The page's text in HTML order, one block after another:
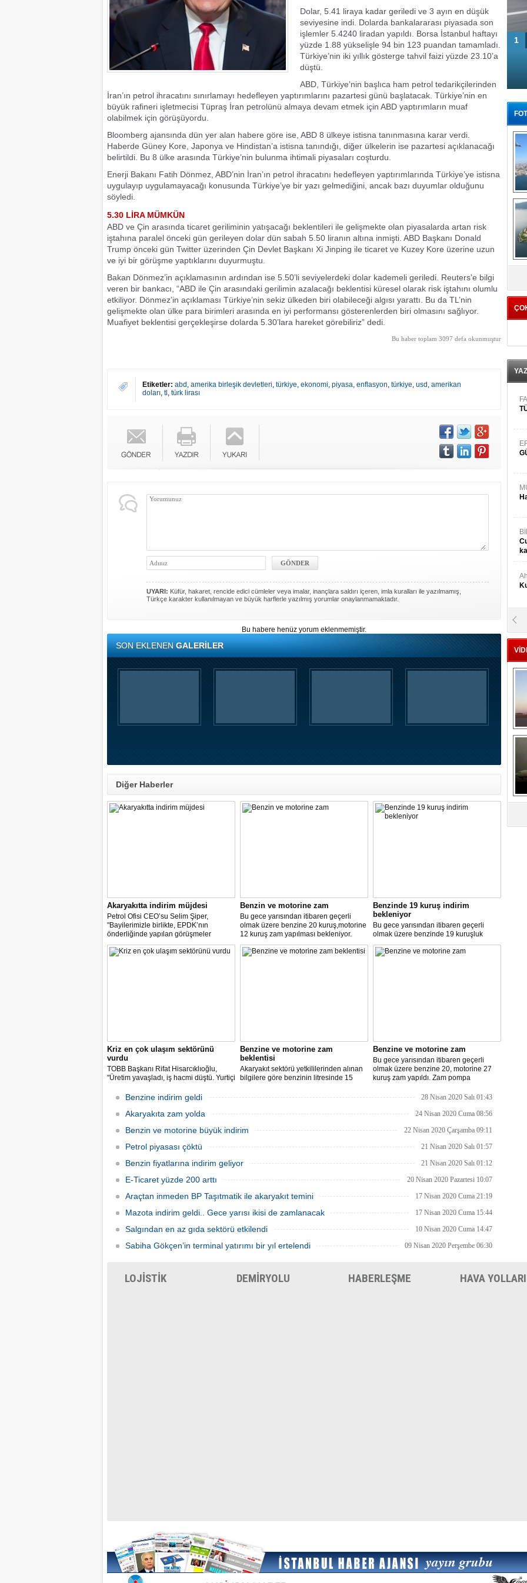
Dolar, 5.41 liraya kadar geriledi ve 3 ayın en düşük
seviyesine indi. Dolarda bankalararası piyasada son
işlemler 5.4240 liradan yapıldı. Borsa İstanbul haftayı
yüzde 1.88 yükselişle 94 bin 123 puandan tamamladı.
Türkiye’nin iki yıllık gösterge tahvil faizi yüzde 23.10’a
düştü.
ABD, Türkiye’nin başlıca ham petrol tedarikçilerinden
İran’ın petrol ihracatını sınırlamayı hedefleyen yaptırımlarını pazartesi günü başlatacak. Türkiye’nin en
büyük rafineri işletmecisi Tüpraş İran petrolünü almaya devam etmek için ABD yaptırımların muaf
olabilmek için görüşüyordu.
Bloomberg ajansında dün yer alan habere göre ise, ABD 8 ülkeye istisna tanınmasına karar verdi.
Haberde Güney Kore, Japonya ve Hindistan’a istisna tanındığı, diğer ülkelerin ise pazartesi açıklanacağı
belirtildi. Bu 8 ülke arasında Türkiye’nin bulunma ihtimali piyasaları coşturdu.
Enerji Bakanı Fatih Dönmez, ABD’nin İran’ın petrol ihracatını hedefleyen yaptırımlarında Türkiye’ye istisna
uygulayıp uygulamayacağı konusunda Türkiye’ye bir yazı gelmediğini, ancak bazı duyumlar olduğunu
söyledi.
5.30 LİRA MÜMKÜN
ABD ve Çin arasında ticaret geriliminin yatışacağı beklentileri ile gelişmekte olan piyasalarda artan risk
iştahına paralel önceki gün gerileyen dolar dün sabah 5.50 liranın altına inmişti. ABD Başkanı Donald
Trump önceki gün Twitter üzerinden Çin Devlet Başkanı Xi Jinping ile ticaret ve Kuzey Kore üzerine uzun
ve iyi bir görüşme yaptıklarını duyurmuştu.
Bakan Dönmez’in açıklamasının ardından ise 5.50’li seviyelerdeki dolar kademeli geriledi. Reuters’e bilgi
veren bir bankacı, “ABD ile Çin arasındaki gerilimin azalacağı beklentisi küresel olarak risk iştahını olumlu
etkiliyor. Dönmez’in açıklaması Türkiye’nin sekiz ülkeden biri olabileceği algısı yarattı. Bu da TL’nin
gelişmekte olan ülke para birimleri arasında en iyi performansı gösterenlerden biri olmasını sağlıyor.
Muafiyet beklentisi gerçekleşirse dolarda 5.30’lara hareket görebiliriz” dedi.
Bu haber toplam 3097 defa okunmuştur
Etiketler: abd , amerika birleşik devletleri, türkiye, ekonomi, piyasa, enflasyon, türkiye, usd , amerikan
doları, tl , türk lirası
UYARI: Küfür, hakaret, rencide edici cümleler veya imalar, inançlara saldırı içeren, imla kuralları ile yazılmamış,
Türkçe karakter kullanılmayan ve büyük harflerle yazılmış yorumlar onaylanmamaktadır.
Bu habere henüz yorum eklenmemiştir.
SON EKLENENGALERİLER
Diğer Haberler
Akaryakıtta indirim müjdesi
Petrol Ofisi CEO’su Selim Şiper,
"Bayilerimizle birlikte, EPDK’nın
önderliğinde yapılan görüşmeler
sonucunda, dağıtım masraf
paylarımızdan fedakârlık ederek
Benzin ve motorine zam
Bu gece yarısından itibaren geçerli
olmak üzere benzine 20 kuruş,motorine
12 kuruş zam yapılması bekleniyor.
Benzinde 19 kuruş indirim
bekleniyor
Bu gece yarısından itibaren geçerli
olmak üzere benzinde 19 kuruşluk
indirim gerçekleşti.
Kriz en çok ulaşım sektörünü
vurdu
TOBB Başkanı Rifat Hisarcıklıoğlu,
"Üretim yavaşladı, iş hacmi düştü. Yurtiçi
sınırları kapattı, ihracat yavaşladı,
mallarımızı taşıyamaz hale geldik" dedi.
Benzine ve motorine zam
beklentisi
Akaryakıt sektörü yetkililerinden alınan
bilgilere göre benzinin litresinde 15
zam yapılması bekleniyor.
Benzine ve motorine zam
Bu gece yarısından itibaren geçerli
olmak üzere benzine 20, motorine 27
kuruş zam yapıldı. Zam pompa
Benzine indirim geldi 28 Nisan 2020 Salı 01:43
Akaryakıta zam yolda 24 Nisan 2020 Cuma 08:56
Benzin ve motorine büyük indirim 22 Nisan 2020 Çarşamba 09:11
Petrol piyasası çöktü 21 Nisan 2020 Salı 01:57
Benzin fiyatlarına indirim geliyor 21 Nisan 2020 Salı 01:12
E-Ticaret yüzde 200 arttı 20 Nisan 2020 Pazartesi 10:07
Araçtan inmeden BP Taşıtmatik ile akaryakıt temini 17 Nisan 2020 Cuma 21:19
Mazota indirim geldi.. Gece yarısı ikisi de zamlanacak 17 Nisan 2020 Cuma 15:44
Salgından en az gıda sektörü etkilendi 10 Nisan 2020 Cuma 14:47
Sabiha Gökçen’in terminal yatırımı bir yıl ertelendi 09 Nisan 2020 Perşembe 06:30
1
LOJİSTİK DEMİRYOLU HABERLEŞME HAVA YOLLARI